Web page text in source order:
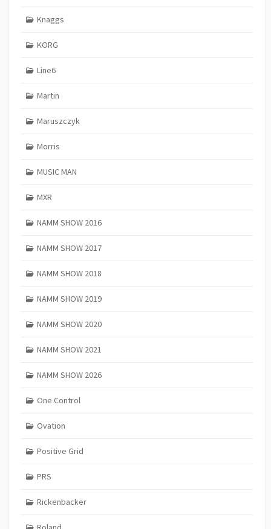
Knaggs
KORG
Line6
Martin
Maruszczyk
Morris
MUSIC MAN
MXR
NAMM SHOW 2016
NAMM SHOW 2017
NAMM SHOW 2018
NAMM SHOW 2019
NAMM SHOW 2020
NAMM SHOW 2021
NAMM SHOW 2026
One Control
Ovation
Positive Grid
PRS
Rickenbacker